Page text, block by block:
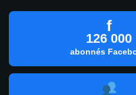
f
126 000
abonnés